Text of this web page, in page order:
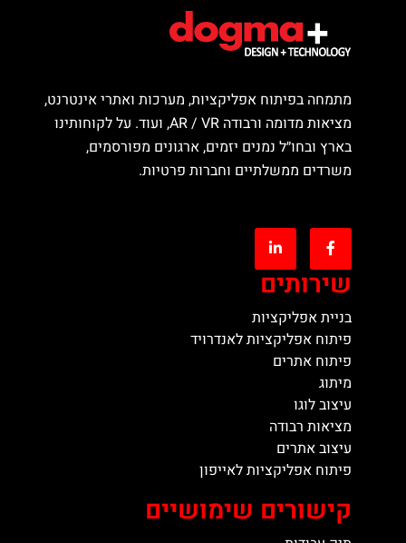
מתמחה בפיתוח אפליקציות, מערכות ואתרי אינטרנט,
מציאות מדומה ורבודה AR / VR, ועוד. על לקוחותינו
בארץ ובחו״ל נמנים יזמים, ארגונים מפורסמים,
משרדים ממשלתיים וחברות פרטיות.
שירותים
בניית אפליקציות
פיתוח אפליקציות לאנדרויד
פיתוח אתרים
מיתוג
עיצוב לוגו
מציאות רבודה
עיצוב אתרים
פיתוח אפליקציות לאייפון
קישורים שימושיים